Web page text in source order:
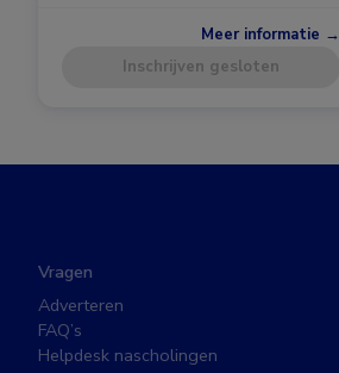
Meer informatie →
Inschrijven gesloten
Vragen
Adverteren
FAQ’s
Helpdesk nascholingen